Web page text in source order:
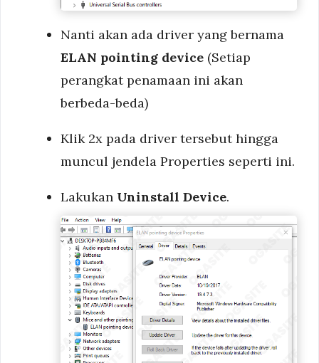
Nanti akan ada driver yang bernama
ELAN pointing device (Setiap
perangkat penamaan ini akan
berbeda-beda)
Klik 2x pada driver tersebut hingga
muncul jendela Properties seperti ini.
Lakukan Uninstall Device.